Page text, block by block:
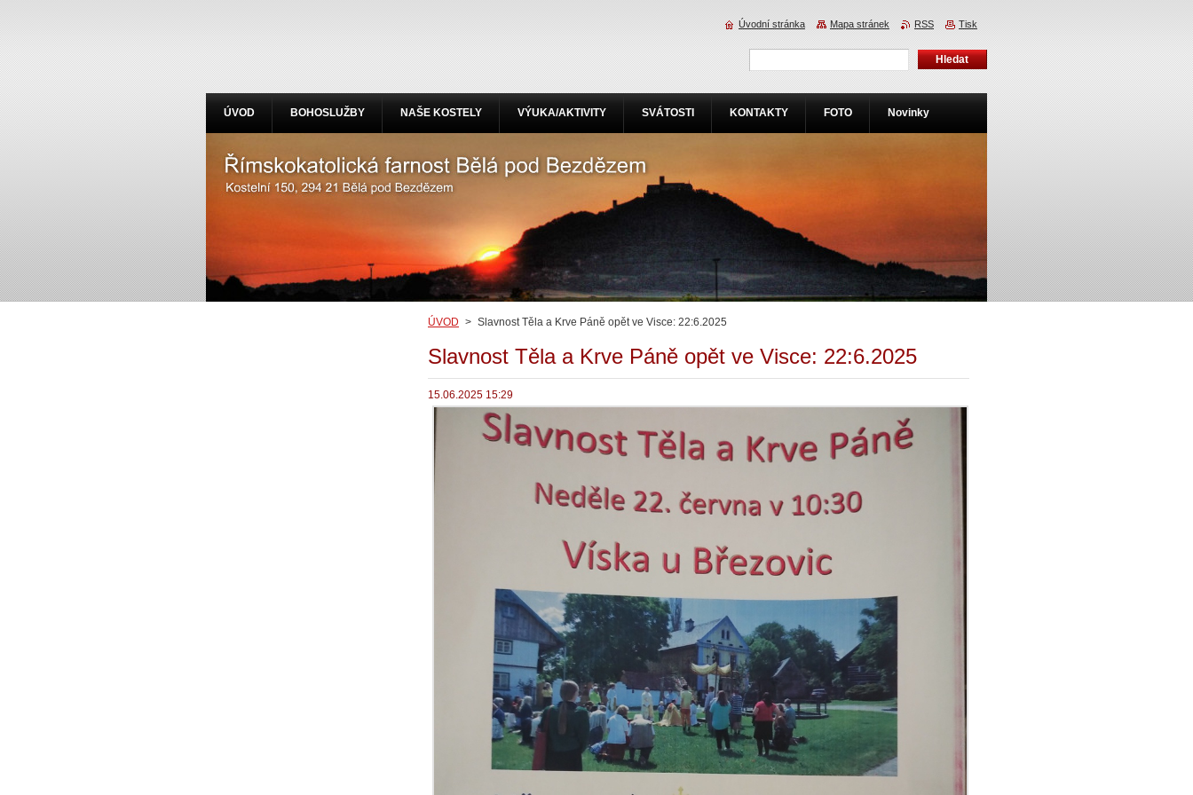
ÚVOD > Slavnost Těla a Krve Páně opět ve Visce: 22:6.2025
Slavnost Těla a Krve Páně opět ve Visce: 22:6.2025
15.06.2025 15:29
ÚVOD BOHOSLUŽBY NAŠE KOSTELY VÝUKA/AKTIVITY SVÁTOSTI KONTAKTY FOTO Novinky
Úvodní stránka Mapa stránek RSS Tisk